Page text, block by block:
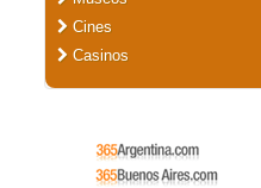
Cines
Casinos